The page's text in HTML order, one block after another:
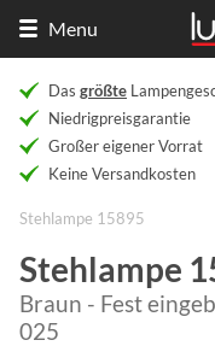
Menu
Das größte
Niedrigpreisgarantie
Großer eigener Vorrat
Keine Versandkosten
Stehlampe 15895
Stehlampe
Braun - Fest
025